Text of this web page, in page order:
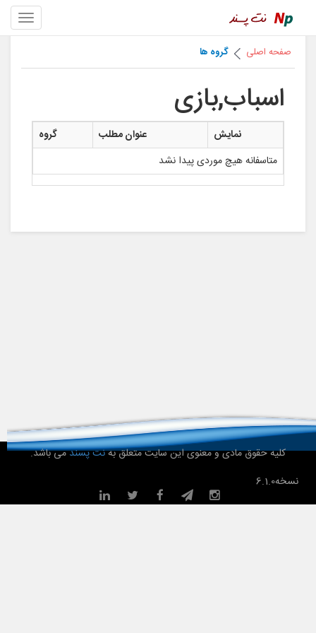
صفحه اصلی گروه ها
اسباب,بازی
نمایش عنوان مطلب
گروه
متاسفانه هیچ موردی پیدا نشد
کلیه حقوق مادی و معنوی این سایت متعلق بهنت پسندمی باشد.
نسخه6.1.0